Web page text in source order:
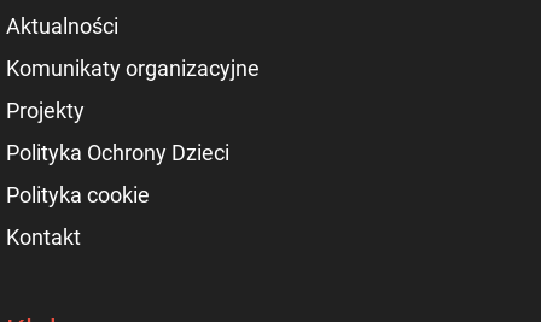
Aktualności
Komunikaty organizacyjne
Projekty
Polityka Ochrony Dzieci
Polityka cookie
Kontakt